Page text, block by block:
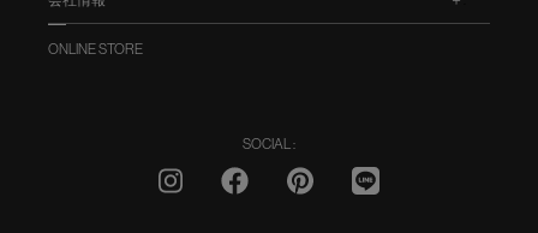
ONLINE STORE
SOCIAL :